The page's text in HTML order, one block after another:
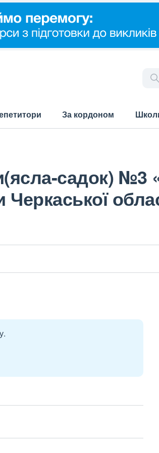
За кордоном
садок) №3
Черкаської